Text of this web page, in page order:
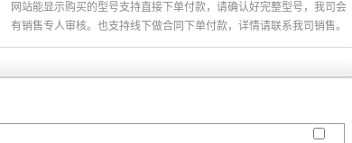
网站能显示购买的型号支持直接下单付款，请确认好完整型号，我司会
有销售专人审核。也支持线下做合同下单付款，详情请联系我司销售。